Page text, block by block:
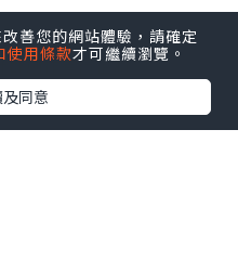
群創作有價企劃》
美食丶親子丶寵物丶扮靚
善您的網站體驗，請確定
使用條款才可繼續瀏覽。
同意